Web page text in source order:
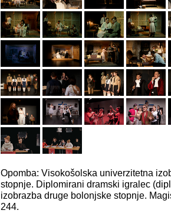
Opomba: Visokošolska univerzitetna
stopnje. Diplomirani dramski igralec
izobrazba druge bolonjske stopnje.
244.